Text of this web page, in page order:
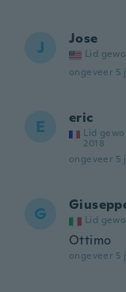
J Jose
Lid
ongeveer 5
E eric
Lid
2018
ongeveer 5
G Lid
Ottimo
ongeveer 5